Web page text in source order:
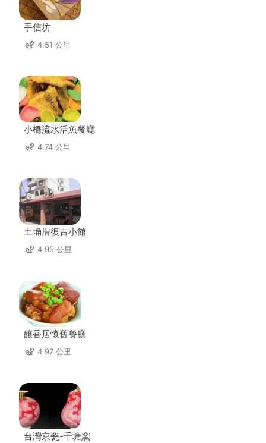
手信坊
4.51 公里
小橋流水活魚餐廳
4.74 公里
土埆厝復古小館
4.95 公里
釀香居懷舊餐廳
4.97 公里
台灣京瓷-千塘窯